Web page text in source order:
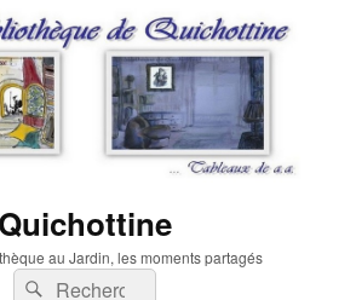
Quichottine
au Jardin, les moments partagés
Recherche :
Rechercher